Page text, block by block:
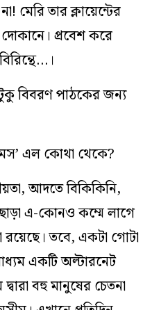
মেরি তার ক্লায়েন্টের
প্রবেশ করে
বিবরণ পাঠকের জন্য
এল কোথা থেকে?
আদতে বিকিকিনি,
এ-কোনও কম্মে লাগে
রয়েছে। তবে, একটা গোটা
একটি অল্টারনেট
বহু মানুষের চেতনা